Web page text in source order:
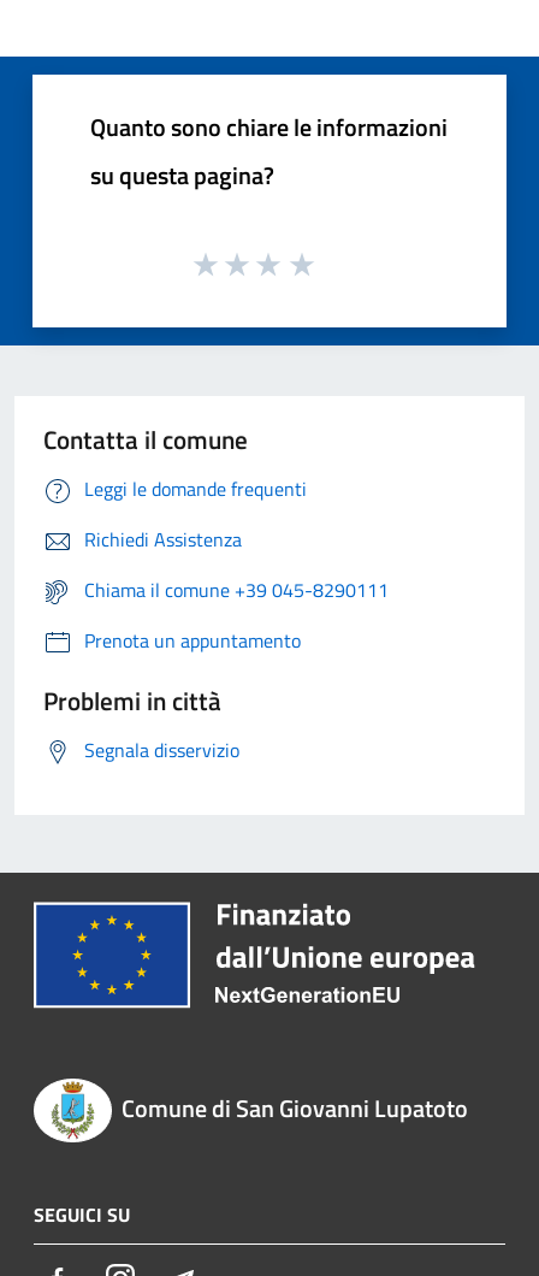
Quanto sono chiare le informazioni
su questa pagina?
Contatta il comune
Leggi le domande frequenti
Richiedi Assistenza
Chiama il comune +39 045-8290111
Prenota un appuntamento
Problemi in città
Segnala disservizio
Comune di San Giovanni Lupatoto
SEGUICI SU